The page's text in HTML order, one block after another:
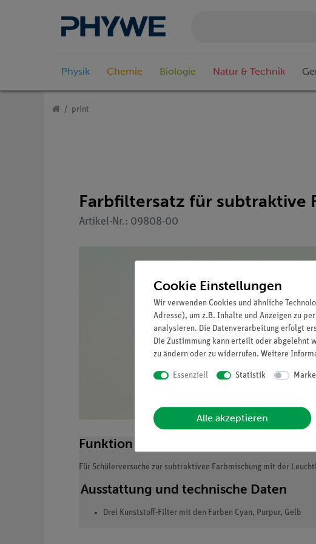
Physik Chemie Biologie Natur & Technik
print
Farbfiltersatz für subtraktive
Artikel-Nr.: 09808-00
Funktion und Verwendung
Für Schülerversuche zur subtraktiven Farbmischung mit der
Ausstattung und technische Daten
Drei Kunststoff-Filter mit den Farben Cyan, Purpur, Gelb
Cookie Einstellungen
Wir verwenden Cookies und ähnliche
Adresse), um z.B. Inhalte und Anzeigen zu
analysieren. Die Datenverarbeitung erfolgt
Die Zustimmung kann erteilt oder abgelehnt
zu ändern oder zu widerrufen. Weitere
Essenziell Statistik
Alle akzeptieren